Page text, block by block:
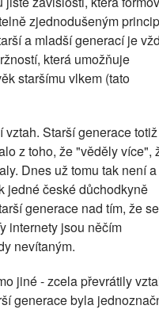
zjednodušeným
a mladší generací je
která umožňuje
staršímu vlkem (tato
Starší generace totiž
z toho, že "věděly více",
Dnes už tomu tak není a
jedné české důchodkyně
generace nad tím, že se
internety jsou něčím
nevítaným.
jiné - zcela převrátily
generace byla